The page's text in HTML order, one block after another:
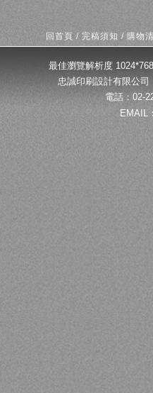
回首頁 /完稿須知 /購物
最佳瀏覽解析度
忠誠印刷設計有限公
電話：02-
EMAIL